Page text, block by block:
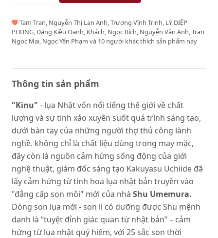
Tam Tran, Nguyễn Thị Lan Anh, Trương Vĩnh Trinh, LÝ DIỆP
PHỤNG, Đặng Kiều Oanh, Khách, Ngọc Bích, Nguyễn Vân Anh, Tran
Ngoc Mai, Ngọc Yến Phạm và 10 người khác thích sản phẩm này
Thông tin sản phẩm
"Kinu" - lụa Nhật vốn nổi tiếng thế giới về chất
lượng và sự tinh xảo xuyên suốt quá trình sáng tạo,
dưới bàn tay của những người thợ thủ công lành
nghề. không chỉ là chất liệu dùng trong may mặc,
đây còn là nguồn cảm hứng sống động của giới
nghệ thuật, giám đốc sáng tạo Kakuyasu Uchiide đã
lấy cảm hứng từ tinh hoa lụa nhật bản truyền vào
"đẳng cấp son môi" mới của nhà Shu Umemura.
Dòng son lụa mới - son lì có dưỡng được Shu mệnh
danh là “tuyệt đỉnh giác quan từ nhật bản” – cảm
hứng từ lụa nhật quý hiếm, với 25 sắc son thời